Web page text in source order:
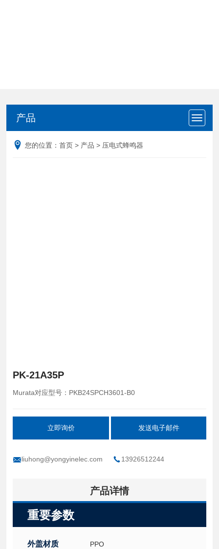
产品
您的位置：首页 > 产品 > 压电式蜂鸣器
PK-21A35P
Murata对应型号：PKB24SPCH3601-B0
立即询价 发送电子邮件
liuhong@yongyinelec.com 13926512244
产品详情
重要参数
外盖材质 PPO